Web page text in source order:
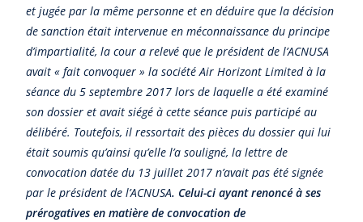
et jugée par la même personne et en déduire que la décision
de sanction était intervenue en méconnaissance du principe
d’impartialité, la cour a relevé que le président de l’ACNUSA
avait « fait convoquer » la société Air Horizont Limited à la
séance du 5 septembre 2017 lors de laquelle a été examiné
son dossier et avait siégé à cette séance puis participé au
délibéré. Toutefois, il ressortait des pièces du dossier qui lui
était soumis qu’ainsi qu’elle l’a souligné, la lettre de
convocation datée du 13 juillet 2017 n’avait pas été signée
par le président de l’ACNUSA. Celui-ci ayant renoncé à ses
prérogatives en matière de convocation de